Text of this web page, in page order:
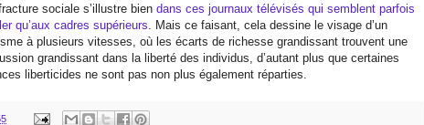
sociale s’illustre bien dans ces journaux télévisés qui semblent parfois
qu’aux cadres supérieurs . Mais ce faisant, cela dessine le visage d’un
à plusieurs vitesses, où les écarts de richesse grandissant trouvent une
grandissant dans la liberté des individus, d’autant plus que certaines
liberticides ne sont pas non plus également réparties.